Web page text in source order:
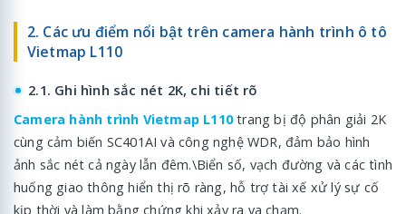
2. Các ưu điểm nổi bật trên camera hành trình ô tô
Vietmap L110
2.1. Ghi hình sắc nét 2K, chi tiết rõ
Camera hành trình Vietmap L110trang bị độ phân giải 2K
cùng cảm biến SC401AI và công nghệ WDR, đảm bảo hình
ảnh sắc nét cả ngày lẫn đêm.\Biển số, vạch đường và các tình
huống giao thông hiển thị rõ ràng, hỗ trợ tài xế xử lý sự cố
kịp thời và làm bằng chứng khi xảy ra va chạm.